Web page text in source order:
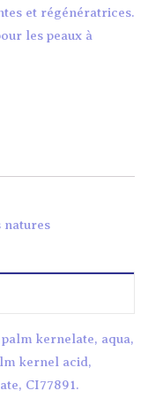
et régénératrices.
les peaux à
natures
kernelate, aqua,
kernel acid,
CI77891.